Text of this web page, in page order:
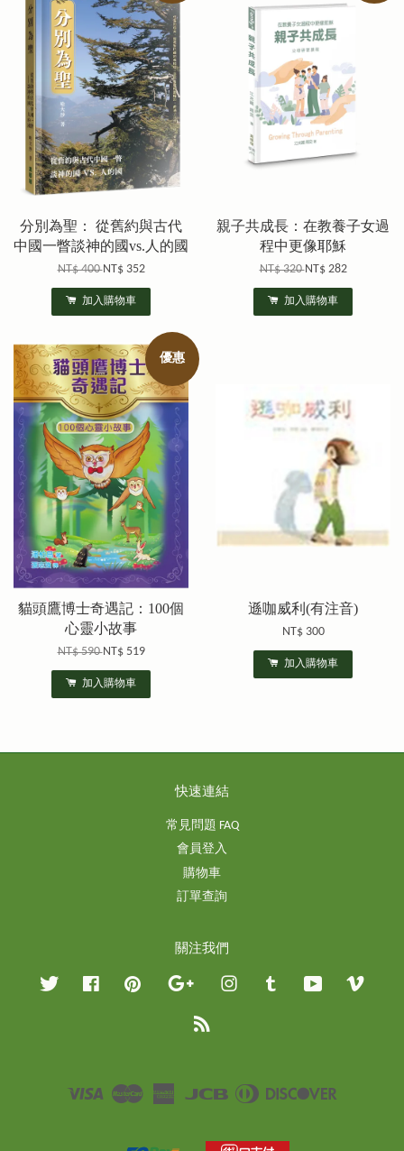
分別為聖： 從舊約與古代
中國一瞥談神的國vs.人的國
NT$ 400NT$ 352
加入購物車
親子共成長：在教養子女過
程中更像耶穌
NT$ 320NT$ 282
加入購物車
優惠
貓頭鷹博士奇遇記：100個
心靈小故事
NT$ 590NT$ 519
加入購物車
遜咖威利(有注音)
NT$ 300
加入購物車
快速連結
常見問題 FAQ
會員登入
購物車
訂單查詢
關注我們
Twitter Facebook Pinterest Google InstagramTumblr YouTube
Visa Master
American
JCB
Diners